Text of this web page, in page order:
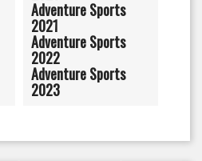
Adventure Sports
2021
Adventure Sports
2022
Adventure Sports
2023